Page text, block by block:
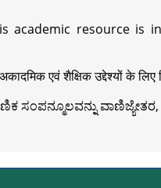
academic resource is
एवं शैक्षिक उद्देश्यों के
ವಾಣಿಜ್ಯೇತರ,